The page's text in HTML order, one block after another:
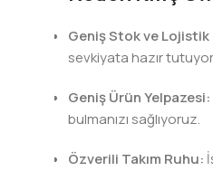
Geniş Stok ve
sevkiyata hazır
Geniş Ürün Yelpazesi:
bulmanızı sağlıyoruz.
Özverili Takım Ruhu: